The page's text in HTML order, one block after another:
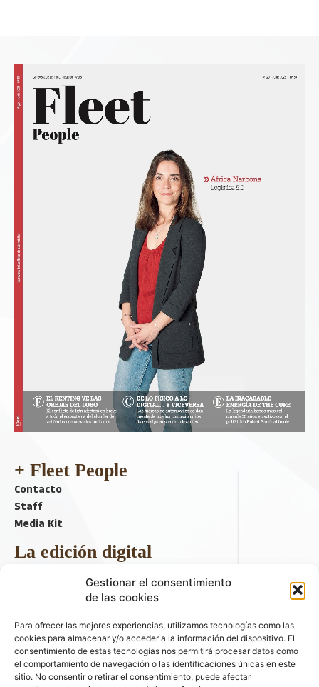
Gestionar el consentimiento
de las cookies
Para ofrecer las mejores experiencias, utilizamos tecnologías como las
cookies para almacenar y/o acceder a la información del dispositivo. El
consentimiento de estas tecnologías nos permitirá procesar datos como
el comportamiento de navegación o las identificaciones únicas en este
sitio. No consentir o retirar el consentimiento, puede afectar
+ Fleet People
Contacto
Staff
Media Kit
La edición digital
Descargar último ejemplar
ir a hemeroteca
+ Contenido en redes sociales